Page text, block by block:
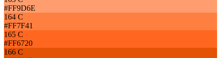
#FF9D6E
164 C
#FF7F41
165 C
#FF6720
166 C